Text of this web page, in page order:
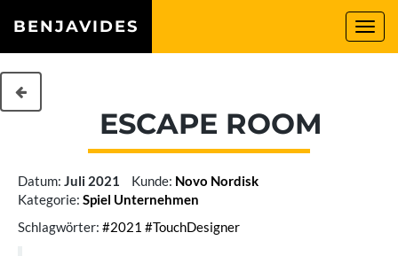
BENJAVIDES
ESCAPE ROOM
Datum: Juli 2021 Kunde: Novo Nordisk
Kategorie: Spiel Unternehmen
Schlagwörter: #2021 #TouchDesigner